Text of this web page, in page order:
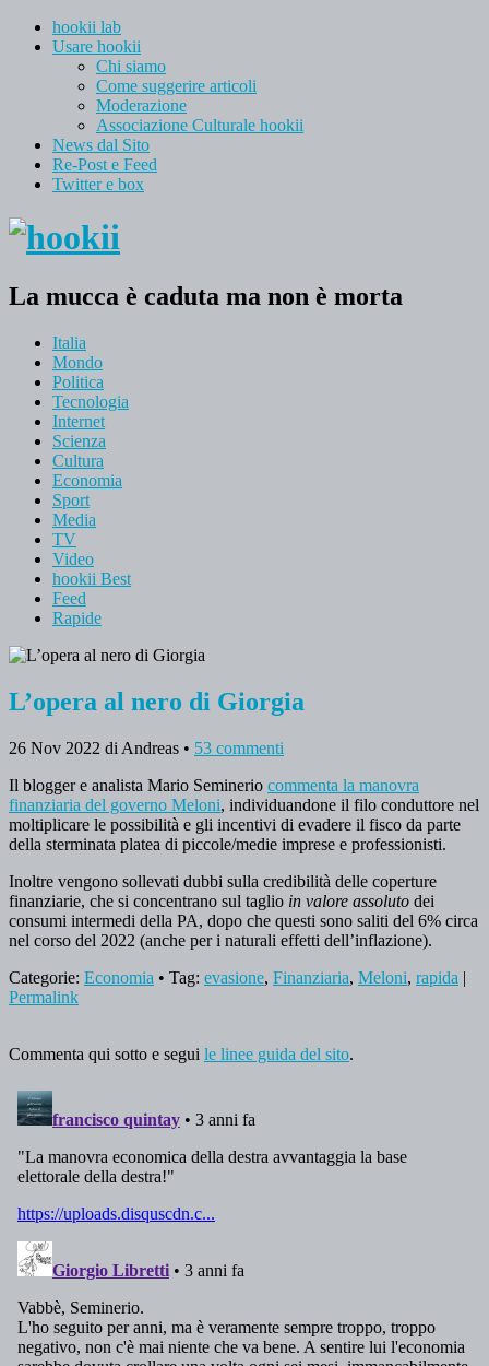
hookii lab
Usare hookii
Chi siamo
Come suggerire articoli
Moderazione
Associazione Culturale hookii
News dal Sito
Re-Post e Feed
Twitter e box
La mucca è caduta ma non è morta
Italia
Mondo
Politica
Tecnologia
Internet
Scienza
Cultura
Economia
Sport
Media
TV
Video
hookii Best
Feed
Rapide
L’opera al nero di Giorgia
26 Nov 2022 di Andreas • 53 commenti
Il blogger e analista Mario Seminerio commenta la manovra
finanziaria del governo Meloni, individuandone il filo conduttore nel
moltiplicare le possibilità e gli incentivi di evadere il fisco da parte
della sterminata platea di piccole/medie imprese e professionisti.
Inoltre vengono sollevati dubbi sulla credibilità delle coperture
finanziarie, che si concentrano sul taglio in valore assoluto dei
consumi intermedi della PA, dopo che questi sono saliti del 6% circa
nel corso del 2022 (anche per i naturali effetti dell’inflazione).
Categorie: Economia • Tag: evasione, Finanziaria, Meloni, rapida |
Permalink
Commenta qui sotto e segui le linee guida del sito.